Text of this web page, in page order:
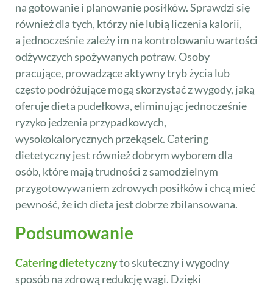
na gotowanie i planowanie posiłków. Sprawdzi się
również dla tych, którzy nie lubią liczenia kalorii,
a jednocześnie zależy im na kontrolowaniu wartości
odżywczych spożywanych potraw. Osoby
pracujące, prowadzące aktywny tryb życia lub
często podróżujące mogą skorzystać z wygody, jaką
oferuje dieta pudełkowa, eliminując jednocześnie
ryzyko jedzenia przypadkowych,
wysokokalorycznych przekąsek. Catering
dietetyczny jest również dobrym wyborem dla
osób, które mają trudności z samodzielnym
przygotowywaniem zdrowych posiłków i chcą mieć
pewność, że ich dieta jest dobrze zbilansowana.
Podsumowanie
Catering dietetycznyto skuteczny i wygodny
sposób na zdrową redukcję wagi. Dzięki